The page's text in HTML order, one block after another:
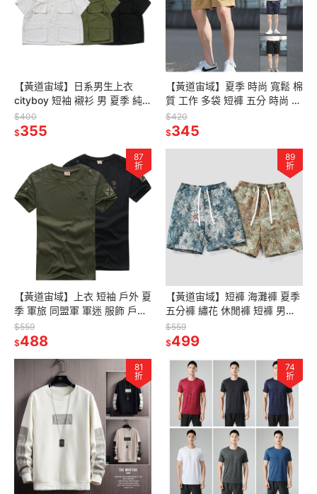
【黃道宙域】日系男生上衣
cityboy 短袖 襯衫 男 夏季 純
色 寬鬆 大碼 多口袋 工裝 半袖
襯衣 男裝 都會
$400
$355
【黃道宙域】夏季 時尚 寬鬆 棉
質 工作 多袋 短褲 五分 時尚 潮
流 韓版 工裝短褲 日系 工裝 男
裝
$420
$345
87
折
【黃道宙域】上衣 短袖 戶外 夏
季 軍旅 同盟軍 軍迷 服飾 戶外
野戰 休閒 棉 T恤 圓領 戰術 男
裝
$559
$488
89
折
【黃道宙域】短褲 海灘褲 夏季
五分褲 繡花 休閒褲 短褲 男士
個性 時尚 寬鬆 休閒 簡約 麻棉
男裝 舒適
$559
$499
81
折
74
折